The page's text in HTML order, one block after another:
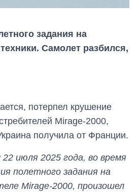
задания на
Самолет разбился,
потерпел крушение
Mirage-2000,
получила от Франции.
22 июля 2025 года, во время
полетного задания на
Mirage-2000, произошел